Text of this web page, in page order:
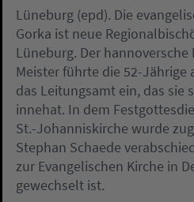
Lüneburg (epd). Die
Gorka ist neue
Lüneburg. Der
Meister führte die 52-
das Leitungsamt ein, das sie
innehat. In dem
St.-Johanniskirche wurde
Stephan Schaede
zur Evangelischen Kirche in
gewechselt ist.